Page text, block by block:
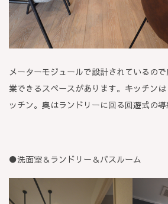
メーターモジュールで設計されているの
業できるスペースがあります。キッチン
ッチン。奥はランドリーに回る回遊式の導
●洗面室＆ランドリー＆バスルーム